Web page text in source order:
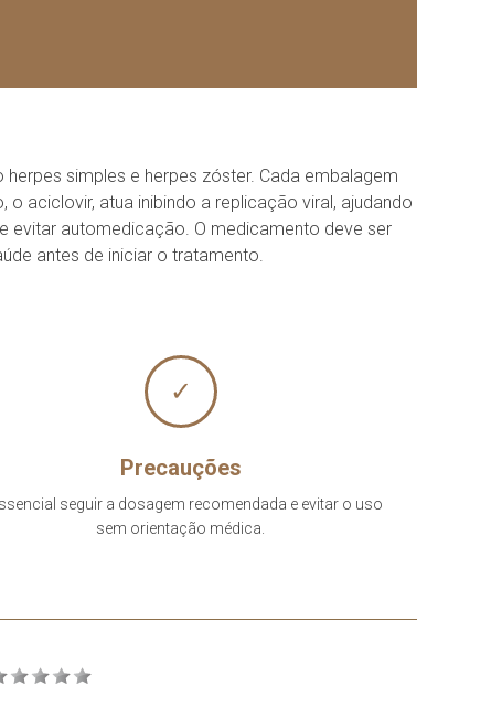
simples e herpes zóster. Cada embalagem
aciclovir, atua inibindo a replicação viral, ajudando
evitar automedicação. O medicamento deve ser
antes de iniciar o tratamento.
✓
Precauções
seguir a dosagem recomendada e evitar o uso
sem orientação médica.